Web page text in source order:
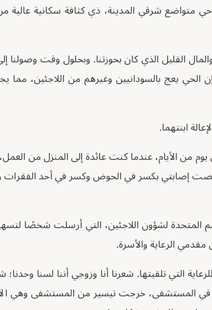
متواضع شرقي المدينة، ذي كثافة سكانية عالية
القليل الذي كان بحوزتنا. وبحلول وقت وصولنا
يعج بالسودانيين وغيرهم من اللاجئين، مما
ابنتهما.
من الأيام، عندما كنت عائدة إلى المنزل من
إصابتي بكسر في الحوض وكسر في أحد الفقرات
المتحدة لشؤون اللاجئين، التي أرسلت شخصًا
الرعاية والأسرة.
التي تلقيتها. شعرنا أنا وزوجي أننا لسنا وحدنا؛
في المستشفى، خرجت تيسير من المستشفى وهي